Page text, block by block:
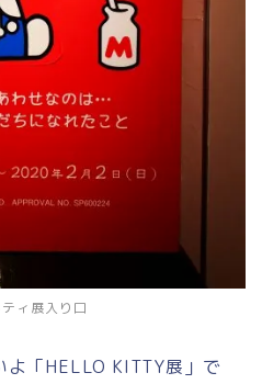
ィ展入り口
よ「HELLO KITTY展」で